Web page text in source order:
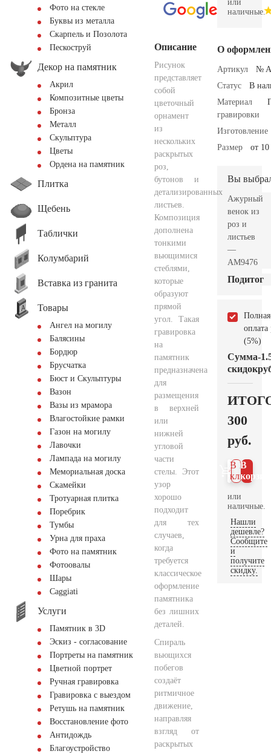
Фото на стекле
Буквы из металла
Скарпель и Позолота
Пескоструй
Декор на памятник
Акрил
Композитные цветы
Бронза
Металл
Скульптура
Цветы
Ордена на памятник
Плитка
Щебень
Таблички
Колумбарий
Вставка из гранита
Товары
Ангел на могилу
Балясины
Бордюр
Брусчатка
Бюст и Скульптуры
Вазон
Вазы из мрамора
Влагостойкие рамки
Газон на могилу
Лавочки
Лампада на могилу
Мемориальная доска
Скамейки
Тротуарная плитка
Поребрик
Тумбы
Урна для праха
Фото на памятник
Фотоовалы
Шары
Сaggiati
Услуги
Памятник в 3D
Эскиз - согласование
Портреты на памятник
Цветной портрет
Ручная гравировка
Гравировка с выездом
Ретушь на памятник
Восстановление фото
Антидождь
Благоустройство
Описание
Рисунок
представляет
собой
цветочный
орнамент
из
нескольких
раскрытых
роз,
бутонов и
детализированных
листьев.
Композиция
дополнена
тонкими
вьющимися
стеблями,
которые
образуют
прямой
угол. Такая
гравировка
на
памятник
предназначена
для
размещения
в верхней
или
нижней
угловой
части
стелы. Этот
узор
хорошо
подходит
для тех
случаев,
когда
требуется
классическое
оформление
памятника
без лишних
деталей.
Спираль
вьющихся
побегов
создаёт
ритмичное
движение,
направляя
взгляд от
раскрытых
или
наличные.
О
Артикул
№
Статус
В
Материал
гравировки
Изготовление
Размер
от
Вы
Ажурный
венок из
роз и
листьев
—
AM9476
Подитог
Полная
оплата
(5%)
Сумма
скидок
-
300
руб.
В
В 1
клик
или
наличные.
Нашли
дешевле?
Сообщите
и
получите
скидку.